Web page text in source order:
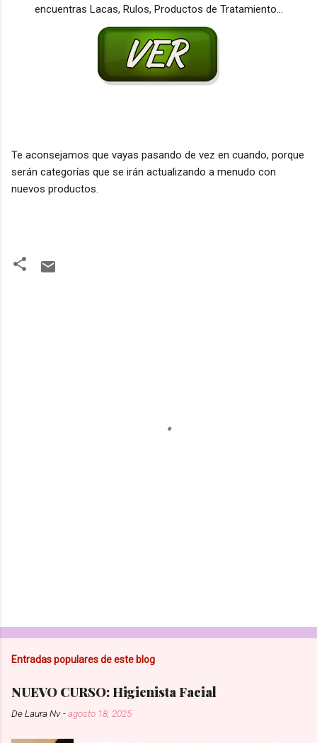
encuentras Lacas, Rulos, Productos de Tratamiento...
Te aconsejamos que vayas pasando de vez en cuando, porque
serán categorías que se irán actualizando a menudo con
nuevos productos.
Entradas populares de este blog
NUEVO CURSO: Higienista Facial
DeLaura Nv -agosto 18, 2025